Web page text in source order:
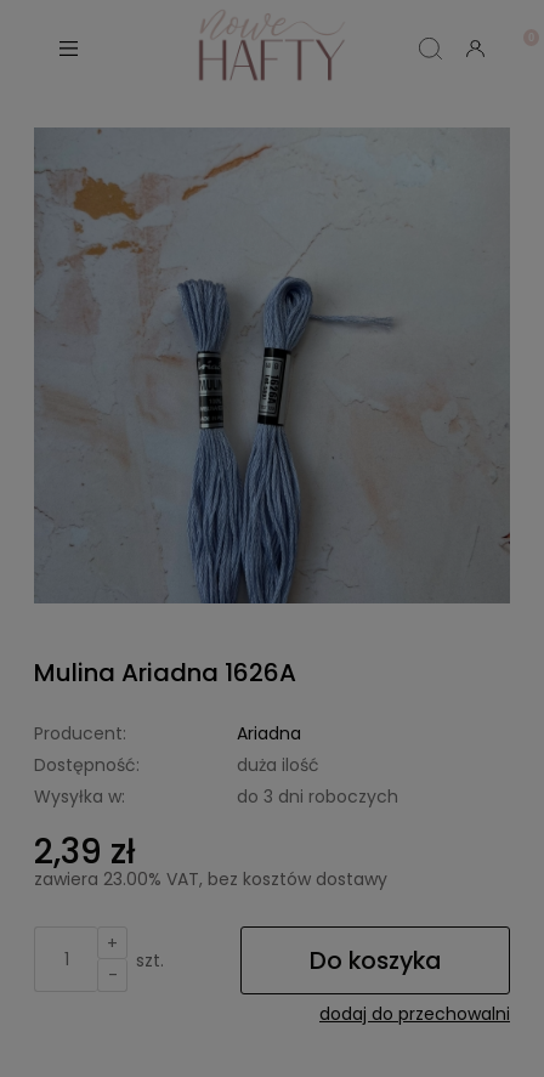
Mulina Ariadna 1626A
Producent:
Ariadna
Dostępność:
duża ilość
Wysyłka w:
do 3 dni roboczych
2,39 zł
zawiera 23.00% VAT, bez kosztów dostawy
+
-
szt. Do koszyka
dodaj do przechowalni